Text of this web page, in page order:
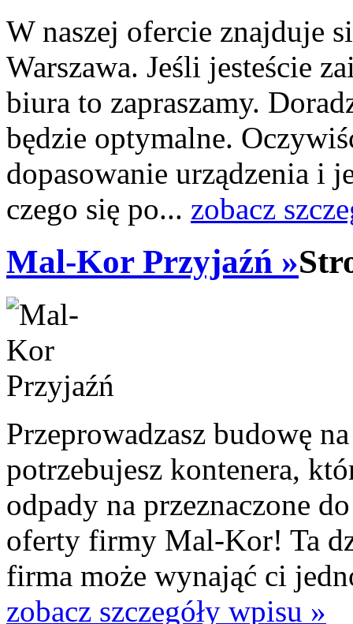
W naszej ofercie znajduje
Warszawa. Jeśli jesteście
biura to zapraszamy.
będzie optymalne.
dopasowanie urządzenia i
czego się po... zobacz
Mal-Kor Przyjaźń »
Przeprowadzasz budowę
potrzebujesz kontenera,
odpady na przeznaczone
oferty firmy Mal-Kor! Ta
firma może wynająć ci
zobacz szczegóły wpisu »